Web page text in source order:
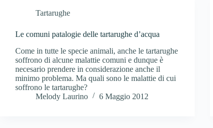
Tartarughe
Le comuni patalogie delle tartarughe d’acqua
Come in tutte le specie animali, anche le tartarughe
soffrono di alcune malattie comuni e dunque è
necesario prendere in considerazione anche il
minimo problema. Ma quali sono le malattie di cui
soffrono le tartarughe?
Melody Laurino
6 Maggio 2012